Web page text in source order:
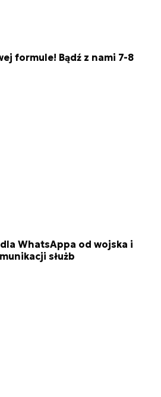
formule! Bądź z nami 7-8
WhatsAppa od wojska i
służb